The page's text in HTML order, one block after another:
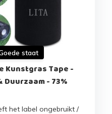
staat
Kunstgras Tape -
- 73%
het label ongebruikt /